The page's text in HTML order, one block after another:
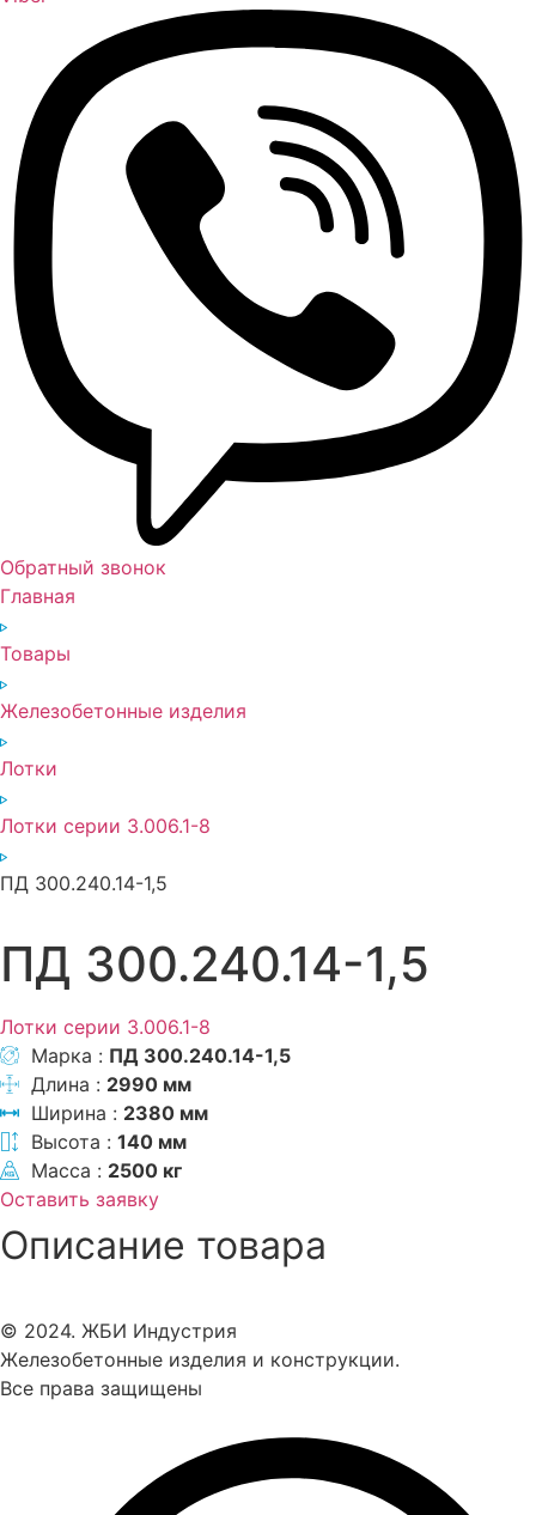
Обратный звонок
Главная
Товары
Железобетонные изделия
Лотки
Лотки серии 3.006.1-8
ПД 300.240.14-1,5
ПД 300.240.14-1,5
Лотки серии 3.006.1-8
Марка : ПД 300.240.14-1,5
Длина : 2990 мм
Ширина : 2380 мм
Высота : 140 мм
Масса : 2500 кг
Оставить заявку
Описание товара
© 2024. ЖБИ Индустрия
Железобетонные изделия и конструкции.
Все права защищены